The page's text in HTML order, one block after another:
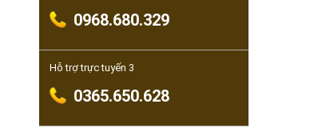
0968.680.329
Hỗ trợ trực tuyến 3
0365.650.628